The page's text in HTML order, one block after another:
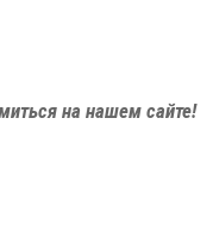
на нашем сайте!